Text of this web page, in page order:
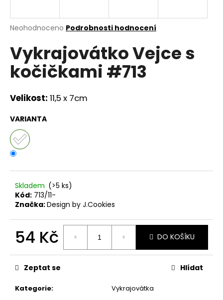
Průměrné
produktu
je
0,0
hvězdiček.
Neohodnoceno Podrobnosti hodnocení
Vykrajovátko Vejce s
kočičkami #713
Velikost: 11,5 x 7cm
VARIANTA
Skladem (>5 ks)
Kód: 713/11-
Značka:Design by J.Cookies
54 Kč
cena:
DO KOŠÍKU
Kategorie: Vykrajovátka
Zeptat se Hlídat
j
t
?
D
o
p
o
č
e
m